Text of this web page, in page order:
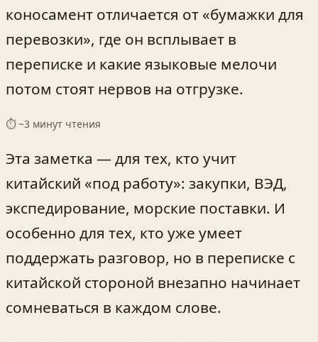
коносамент отличается от «бумажки для
перевозки», где он всплывает в
переписке и какие языковые мелочи
потом стоят нервов на отгрузке.
⏱ ~3 минут чтения
Эта заметка — для тех, кто учит
китайский «под работу»: закупки, ВЭД,
экспедирование, морские поставки. И
особенно для тех, кто уже умеет
поддержать разговор, но в переписке с
китайской стороной внезапно начинает
сомневаться в каждом слове.